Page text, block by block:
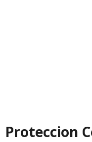
Proteccion